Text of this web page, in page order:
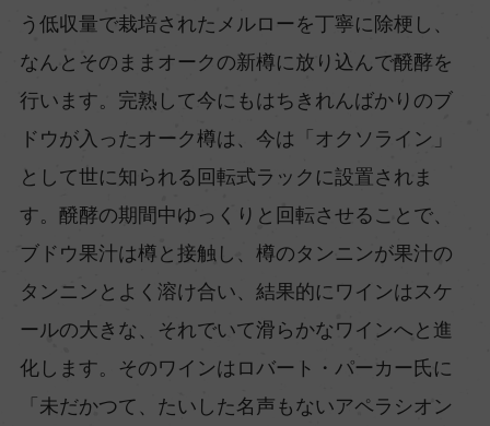
う低収量で栽培されたメルローを丁寧に除梗し、
なんとそのままオークの新樽に放り込んで醗酵を
行います。完熟して今にもはちきれんばかりのブ
ドウが入ったオーク樽は、今は「オクソライン」
として世に知られる回転式ラックに設置されま
す。醗酵の期間中ゆっくりと回転させることで、
ブドウ果汁は樽と接触し、樽のタンニンが果汁の
タンニンとよく溶け合い、結果的にワインはスケ
ールの大きな、それでいて滑らかなワインへと進
化します。そのワインはロバート・パーカー氏に
「未だかつて、たいした名声もないアペラシオン